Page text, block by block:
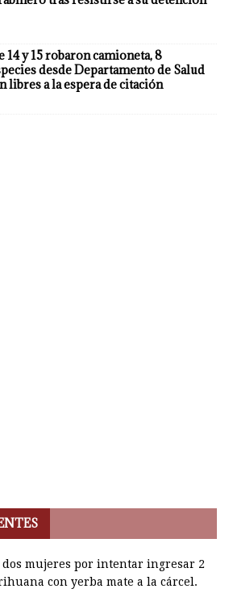
y 15 robaron camioneta, 8
desde Departamento de Salud
libres a la espera de citación
dos mujeres por intentar ingresar 2
con yerba mate a la cárcel.